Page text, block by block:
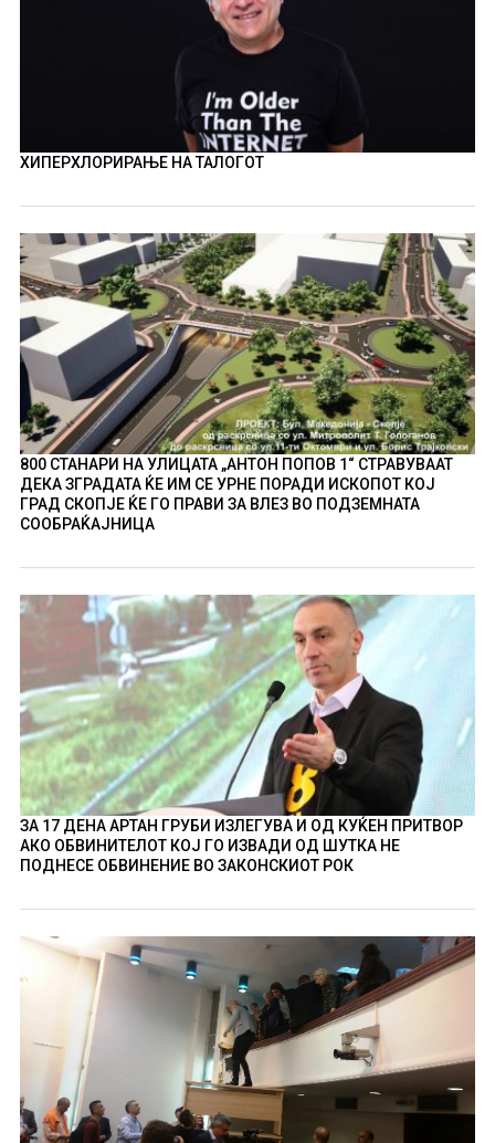
ХИПЕРХЛОРИРАЊЕ НА ТАЛОГОТ
800 СТАНАРИ НА УЛИЦАТА „АНТОН ПОПОВ 1“ СТРАВУВААТ
ДЕКА ЗГРАДАТА ЌЕ ИМ СЕ УРНЕ ПОРАДИ ИСКОПОТ КОЈ
ГРАД СКОПЈЕ ЌЕ ГО ПРАВИ ЗА ВЛЕЗ ВО ПОДЗЕМНАТА
СООБРАЌАЈНИЦА
ЗА 17 ДЕНА АРТАН ГРУБИ ИЗЛЕГУВА И ОД КУЌЕН ПРИТВОР
АКО ОБВИНИТЕЛОТ КОЈ ГО ИЗВАДИ ОД ШУТКА НЕ
ПОДНЕСЕ ОБВИНЕНИЕ ВО ЗАКОНСКИОТ РОК